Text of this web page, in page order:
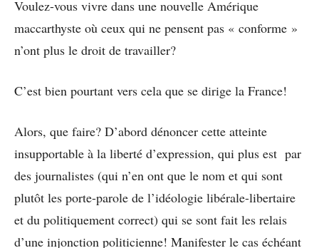
Voulez-vous vivre dans une nouvelle Amérique
maccarthyste où ceux qui ne pensent pas « conforme »
n’ont plus le droit de travailler?
C’est bien pourtant vers cela que se dirige la France!
Alors, que faire? D’abord dénoncer cette atteinte
insupportable à la liberté d’expression, qui plus est par
des journalistes (qui n’en ont que le nom et qui sont
plutôt les porte-parole de l’idéologie libérale-libertaire
et du politiquement correct) qui se sont fait les relais
d’une injonction politicienne! Manifester le cas échéant